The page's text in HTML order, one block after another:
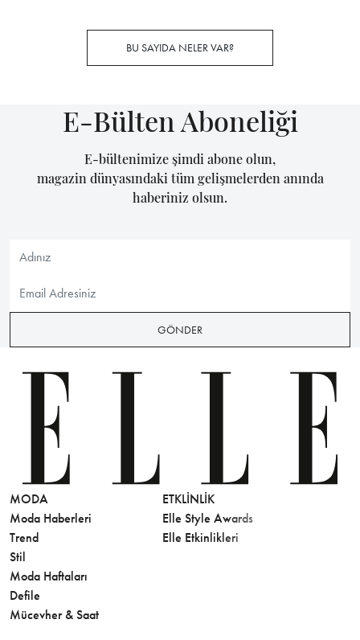
BU SAYIDA NELER VAR?
E-Bülten Aboneliği
E-bültenimize şimdi abone olun,
magazin dünyasındaki tüm gelişmelerden anında
haberiniz olsun.
GÖNDER
MODA
Moda Haberleri
Trend
Stil
Moda Haftaları
Defile
Mücevher & Saat
ETKLINLIK
Elle Style Awards
Elle Etkinlikleri